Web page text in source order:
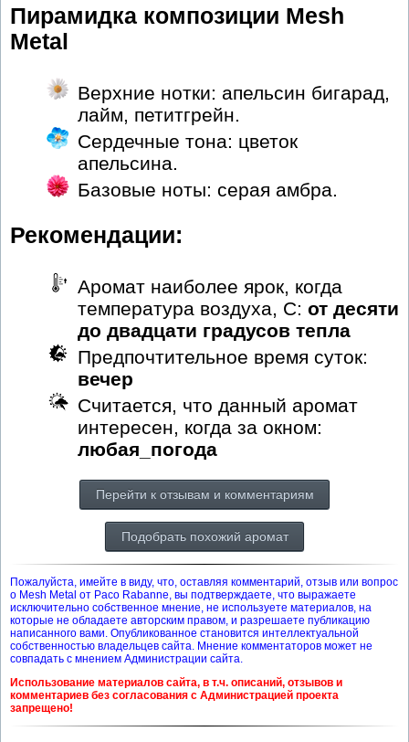
Пирамидка композиции Mesh
Metal
Верхние нотки: апельсин бигарад,
лайм, петитгрейн.
Сердечные тона: цветок
апельсина.
Базовые ноты: серая амбра.
Рекомендации:
Аромат наиболее ярок, когда
температура воздуха, С: от десяти
до двадцати градусов тепла
Предпочтительное время суток:
вечер
Считается, что данный аромат
интересен, когда за окном:
любая_погода
Перейти к отзывам и комментариям
Подобрать похожий аромат
Пожалуйста, имейте в виду, что, оставляя комментарий, отзыв или вопрос
о Mesh Metal от Paco Rabanne, вы подтверждаете, что выражаете
исключительно собственное мнение, не используете материалов, на
которые не обладаете авторским правом, и разрешаете публикацию
написанного вами. Опубликованное становится интеллектуальной
собственностью владельцев сайта. Мнение комментаторов может не
совпадать с мнением Администрации сайта.
Использование материалов сайта, в т.ч. описаний, отзывов и
комментариев без согласования с Администрацией проекта
запрещено!